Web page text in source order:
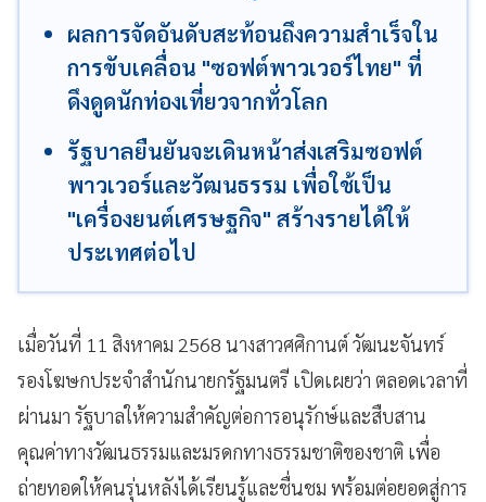
ผลการจัดอันดับสะท้อนถึงความสำเร็จใน
การขับเคลื่อน "ซอฟต์พาวเวอร์ไทย" ที่
ดึงดูดนักท่องเที่ยวจากทั่วโลก
รัฐบาลยืนยันจะเดินหน้าส่งเสริมซอฟต์
พาวเวอร์และวัฒนธรรม เพื่อใช้เป็น
"เครื่องยนต์เศรษฐกิจ" สร้างรายได้ให้
ประเทศต่อไป
เมื่อวันที่ 11 สิงหาคม 2568 นางสาวศศิกานต์ วัฒนะจันทร์
รองโฆษกประจำสำนักนายกรัฐมนตรี เปิดเผยว่า ตลอดเวลาที่
ผ่านมา รัฐบาลให้ความสำคัญต่อการอนุรักษ์และสืบสาน
คุณค่าทางวัฒนธรรมและมรดกทางธรรมชาติของชาติ เพื่อ
ถ่ายทอดให้คนรุ่นหลังได้เรียนรู้และชื่นชม พร้อมต่อยอดสู่การ